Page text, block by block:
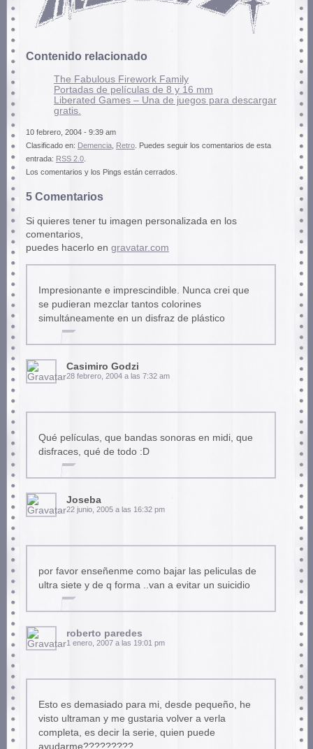
Contenido relacionado
The Fabulous Firework Family
Portadas de películas de 8 y 16 mm
Liberated Games – Una de juegos para descargar
gratis.
10 febrero, 2004 - 9:39 am
Clasificado en: Demencia, Retro. Puedes seguir los comentarios de esta
entrada: RSS 2.0.
Los comentarios y los Pings están cerrados.
5 Comentarios
Si quieres tener tu imagen personalizada en los
comentarios,
puedes hacerlo en gravatar.com
Impresionante e imprescindible. Nunca crei que
se pudieran mezclar tantos colorines
simultáneamente en un disfraz de plástico
Casimiro Godzi
28 febrero, 2004 a las 7:32 am
Qué películas, que bandas sonoras en midi, que
disfraces, qué de todo :D
Joseba
22 junio, 2005 a las 16:32 pm
por favor enseñenme como bajar las peliculas de
ultra siete y de q forma ..van a evitar un suicidio
roberto paredes
1 enero, 2007 a las 19:01 pm
Esto es demasiado para mi, desde pequeño, he
visto ultraman y me gustaria volver a verla
completa, es decir la serie, quien puede
ayudarme?????????